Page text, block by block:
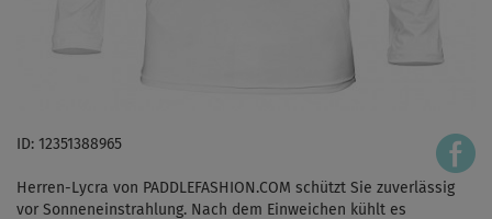
ID: 12351388965
Herren-Lycra von PADDLEFASHION.COM schützt Sie zuverlässig
vor Sonneneinstrahlung. Nach dem Einweichen kühlt es